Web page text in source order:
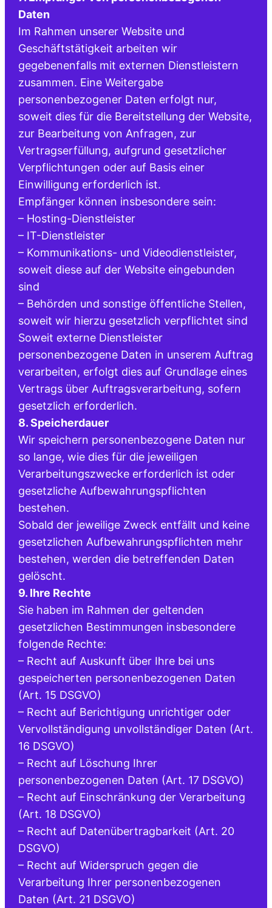
Daten
Im Rahmen unserer Website und
Geschäftstätigkeit arbeiten wir
gegebenenfalls mit externen Dienstleistern
zusammen. Eine Weitergabe
personenbezogener Daten erfolgt nur,
soweit dies für die Bereitstellung der Website,
zur Bearbeitung von Anfragen, zur
Vertragserfüllung, aufgrund gesetzlicher
Verpflichtungen oder auf Basis einer
Einwilligung erforderlich ist.
Empfänger können insbesondere sein:
– Hosting-Dienstleister
– IT-Dienstleister
– Kommunikations- und Videodienstleister,
soweit diese auf der Website eingebunden
sind
– Behörden und sonstige öffentliche Stellen,
soweit wir hierzu gesetzlich verpflichtet sind
Soweit externe Dienstleister
personenbezogene Daten in unserem Auftrag
verarbeiten, erfolgt dies auf Grundlage eines
Vertrags über Auftragsverarbeitung, sofern
gesetzlich erforderlich.
8. Speicherdauer
Wir speichern personenbezogene Daten nur
so lange, wie dies für die jeweiligen
Verarbeitungszwecke erforderlich ist oder
gesetzliche Aufbewahrungspflichten
bestehen.
Sobald der jeweilige Zweck entfällt und keine
gesetzlichen Aufbewahrungspflichten mehr
bestehen, werden die betreffenden Daten
gelöscht.
9. Ihre Rechte
Sie haben im Rahmen der geltenden
gesetzlichen Bestimmungen insbesondere
folgende Rechte:
– Recht auf Auskunft über Ihre bei uns
gespeicherten personenbezogenen Daten
(Art. 15 DSGVO)
– Recht auf Berichtigung unrichtiger oder
Vervollständigung unvollständiger Daten (Art.
16 DSGVO)
– Recht auf Löschung Ihrer
personenbezogenen Daten (Art. 17 DSGVO)
– Recht auf Einschränkung der Verarbeitung
(Art. 18 DSGVO)
– Recht auf Datenübertragbarkeit (Art. 20
DSGVO)
– Recht auf Widerspruch gegen die
Verarbeitung Ihrer personenbezogenen
Daten (Art. 21 DSGVO)